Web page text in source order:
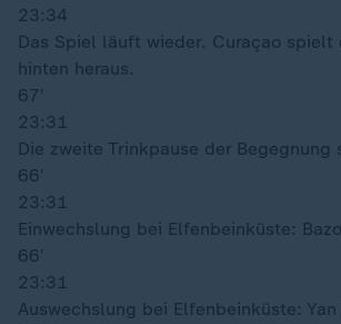
23:34
Das Spiel läuft wieder. Curaçao spielt
hinten heraus.
67′
23:31
Die zweite Trinkpause der Begegnung
66′
23:31
Einwechslung bei Elfenbeinküste:
66′
23:31
Auswechslung bei Elfenbeinküste: Yan